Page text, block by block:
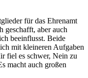
für das Ehrenamt
geschafft, aber auch
beeinflusst. Beide
mit kleineren Aufgaben
fiel es schwer, Nein zu
macht auch großen